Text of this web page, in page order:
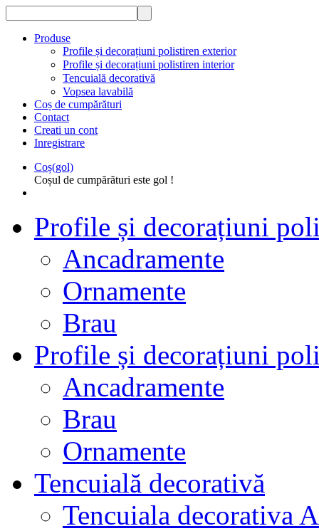
Produse
Profile și decorațiuni polistiren exterior
Profile și decorațiuni polistiren interior
Tencuială decorativă
Vopsea lavabilă
Coș de cumpărături
Contact
Creati un cont
Inregistrare
Coș(gol)
Coșul de cumpărături este gol !
Profile și decorațiuni
Ancadramente
Ornamente
Brau
Profile și decorațiuni
Ancadramente
Brau
Ornamente
Tencuială decorativă
Tencuiala decorativa